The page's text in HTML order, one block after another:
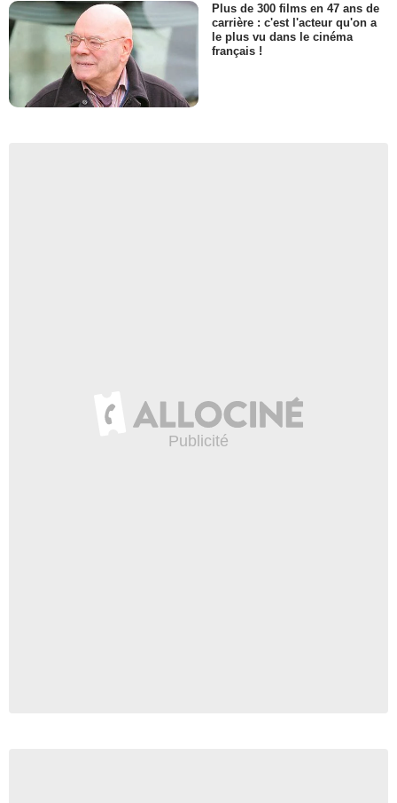
Plus de 300 films en 47 ans de
carrière : c'est l'acteur qu'on a
le plus vu dans le cinéma
français !